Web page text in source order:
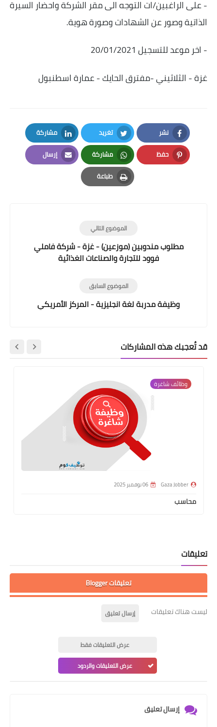
- على الراغبين/ات التوجه الى مقر الشركة واحضار السيرة
الذاتية وصور عن الشهادات وصورة هوية.
- اخر موعد للتسجيل 20/01/2021
غزة - الثلاثيني -مفترق الحايك - عمارة اسطنبول
نشر
Facebook
تغريد
Twitter
مشاركة
LinkedIn
حفظ
Pinterest
مشاركة
Whatsapp
إرسال
Email
طباعة
Print
الموضوع التالي
مطلوب مندوبين (موزعين) - غزة - شركة فاملي
فوود للتجارة والصناعات الغذائية
الموضوع السابق
وظيفة مدربة لغة انجليزية - المركز الأمريكي
قد تُعجبك هذه المشاركات
وظائف شاغرة
Gaza Jobber 06 نوفمبر 2025
محاسب
تعليقات
تعليقات Blogger
ليست هناك تعليقات إرسال تعليق
عرض التعليقات فقط
عرض التعليقات والردود
إرسال تعليق